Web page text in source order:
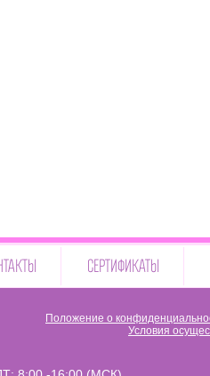
СЕРТИФИКАТЫ
Положение о
Условия